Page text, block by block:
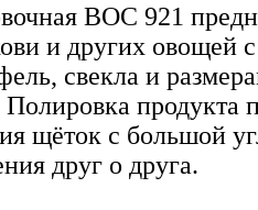
ВОС 921
и других овощей
свекла и
продукта
щёток с большой
друг о друга.